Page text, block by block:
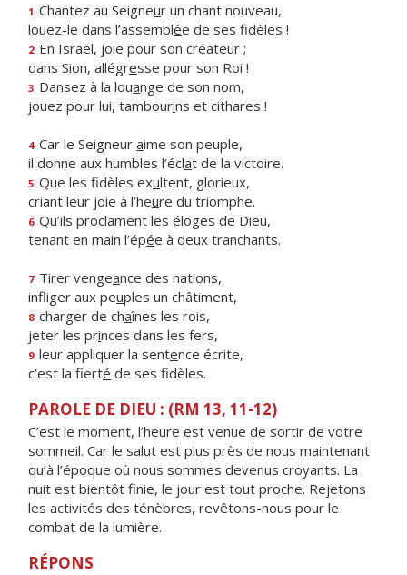
1 Chantez au Seigneur un chant nouveau,
louez-le dans l’assemblée de ses fidèles !
2 En Israël, joie pour son créateur ;
dans Sion, allégresse pour son Roi !
3 Dansez à la louange de son nom,
jouez pour lui, tambourins et cithares !
4 Car le Seigneur aime son peuple,
il donne aux humbles l’éclat de la victoire.
5 Que les fidèles exultent, glorieux,
criant leur joie à l’heure du triomphe.
6 Qu’ils proclament les éloges de Dieu,
tenant en main l’épée à deux tranchants.
7 Tirer vengeance des nations,
infliger aux peuples un châtiment,
8 charger de chaînes les rois,
jeter les princes dans les fers,
9 leur appliquer la sentence écrite,
c’est la fierté de ses fidèles.
PAROLE DE DIEU : (RM 13, 11-12)
C’est le moment, l’heure est venue de sortir de votre
sommeil. Car le salut est plus près de nous maintenant
qu’à l’époque où nous sommes devenus croyants. La
nuit est bientôt finie, le jour est tout proche. Rejetons
les activités des ténèbres, revêtons-nous pour le
combat de la lumière.
RÉPONS